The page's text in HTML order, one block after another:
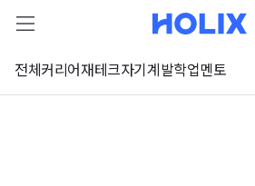
전체 커리어재테크자기계발학업멘토